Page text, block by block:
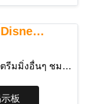
ตรีมมิ่งอื่นๆ ชม…
板